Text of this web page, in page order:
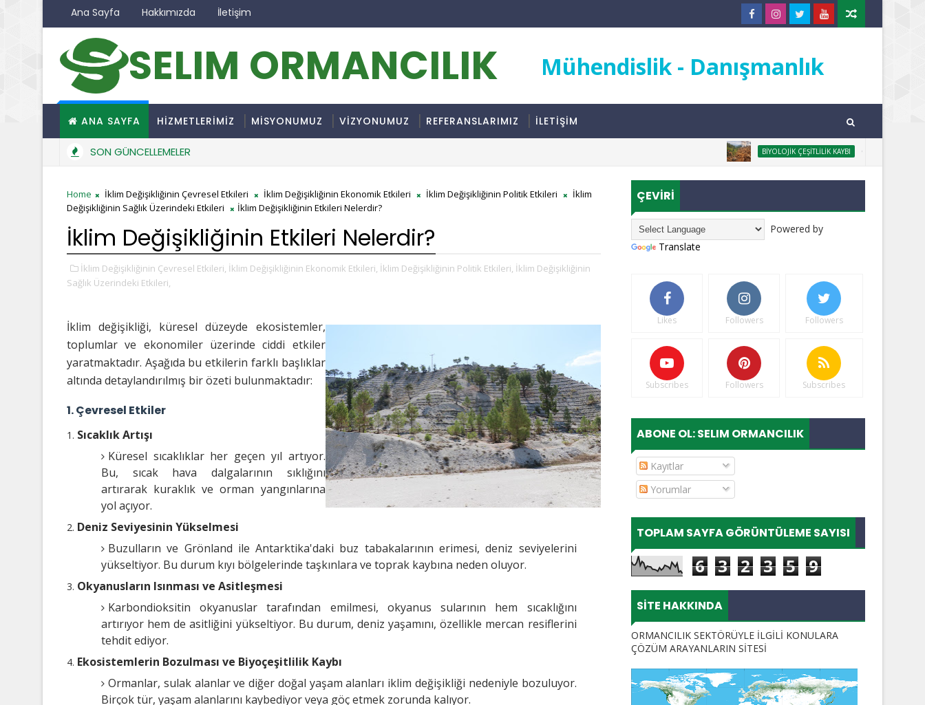
Ana Sayfa Hakkımızda İletişim
SELIM ORMANCILIK Mühendislik - Danışmanlık
ANA SAYFA HİZMETLERİMİZ MİSYONUMUZ VİZYONUMUZ REFERANSLARIMIZ İLETİŞİM
SON GÜNCELLEMELER BIYOLOJIK ÇEŞITLILIK KAYBI ORMANSIZLAŞMA
Home İklim Değişikliğinin Çevresel Etkileri İklim Değişikliğinin Ekonomik Etkileri İklim Değişikliğinin Politik Etkileri
İklim
Değişikliğinin Sağlık Üzerindeki Etkileri
İklim Değişikliğinin Etkileri Nelerdir?
İklim Değişikliğinin Etkileri Nelerdir?
İklim Değişikliğinin Çevresel Etkileri, İklim Değişikliğinin Ekonomik Etkileri, İklim Değişikliğinin Politik Etkileri, İklim Değişikliğinin
Sağlık Üzerindeki Etkileri,
İklim değişikliği, küresel düzeyde ekosistemler,
toplumlar ve ekonomiler üzerinde ciddi etkiler
yaratmaktadır. Aşağıda bu etkilerin farklı başlıklar
altında detaylandırılmış bir özeti bulunmaktadır:
1. Çevresel Etkiler
Sıcaklık Artışı
Küresel sıcaklıklar her geçen yıl artıyor.
Bu, sıcak hava dalgalarının sıklığını
artırarak kuraklık ve orman yangınlarına
yol açıyor.
Deniz Seviyesinin Yükselmesi
Buzulların ve Grönland ile Antarktika'daki buz tabakalarının erimesi, deniz seviyelerini
yükseltiyor. Bu durum kıyı bölgelerinde taşkınlara ve toprak kaybına neden oluyor.
Okyanusların Isınması ve Asitleşmesi
Karbondioksitin okyanuslar tarafından emilmesi, okyanus sularının hem sıcaklığını
artırıyor hem de asitliğini yükseltiyor. Bu durum, deniz yaşamını, özellikle mercan resiflerini
tehdit ediyor.
Ekosistemlerin Bozulması ve Biyoçeşitlilik Kaybı
Ormanlar, sulak alanlar ve diğer doğal yaşam alanları iklim değişikliği nedeniyle bozuluyor.
Birçok tür, yaşam alanlarını kaybediyor veya göç etmek zorunda kalıyor.
ÇEVİRİ
Powered by
Translate
Likes Followers Followers
Subscribes Followers Subscribes
ABONE OL: SELIM ORMANCILIK
Kayıtlar
Yorumlar
TOPLAM SAYFA GÖRÜNTÜLEME SAYISI
6 3 2 3 5 9
SITE HAKKINDA
ORMANCILIK SEKTÖRÜYLE İLGİLİ KONULARA
ÇÖZÜM ARAYANLARIN SİTESİ